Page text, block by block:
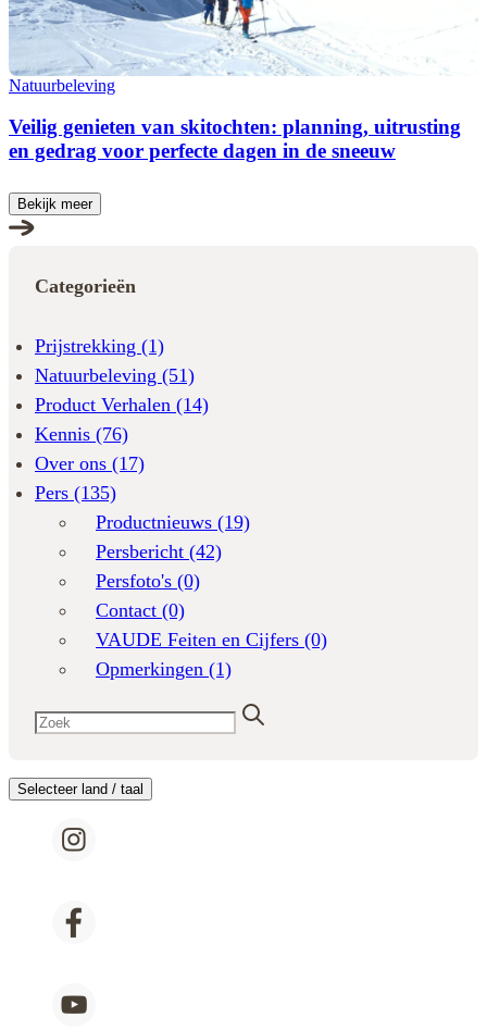
Natuurbeleving
Veilig genieten van skitochten: planning, uitrusting
en gedrag voor perfecte dagen in de sneeuw
Bekijk meer
Categorieën
Prijstrekking (1)
Natuurbeleving (51)
Product Verhalen (14)
Kennis (76)
Over ons (17)
Pers (135)
Productnieuws (19)
Persbericht (42)
Persfoto's (0)
Contact (0)
VAUDE Feiten en Cijfers (0)
Opmerkingen (1)
Selecteer land / taal